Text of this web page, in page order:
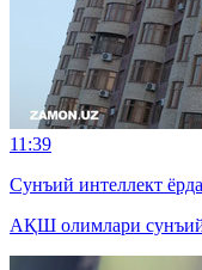
11:39
Сунъий интеллект
АҚШ олимлари сунъий